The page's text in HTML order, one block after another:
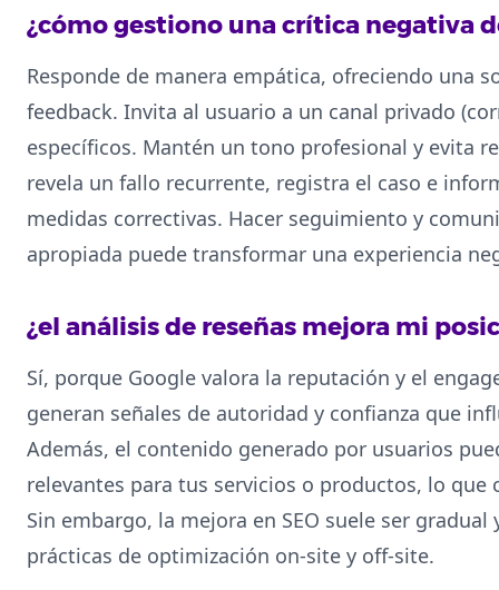
¿cómo gestiono una crítica negativa
Responde de manera empática, ofreciendo una
feedback. Invita al usuario a un canal privado
específicos. Mantén un tono profesional y evita
revela un fallo recurrente, registra el caso e
medidas correctivas. Hacer seguimiento y
apropiada puede transformar una experiencia
¿el análisis de reseñas mejora mi
Sí, porque Google valora la reputación y el
generan señales de autoridad y confianza que
Además, el contenido generado por usuarios
relevantes para tus servicios o productos, lo
Sin embargo, la mejora en SEO suele ser
prácticas de optimización on-site y off-site.